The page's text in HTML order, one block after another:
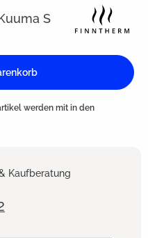
S
werden mit in den
Kaufberatung